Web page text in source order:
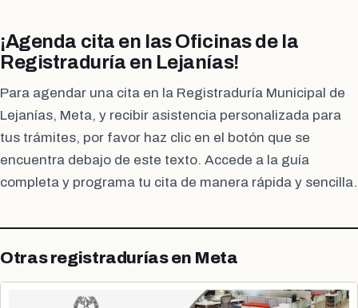
¡Agenda cita en las Oficinas de la
Registraduría en Lejanías!
Para agendar una cita en la Registraduría Municipal de
Lejanías, Meta, y recibir asistencia personalizada para
tus trámites, por favor haz clic en el botón que se
encuentra debajo de este texto. Accede a la guía
completa y programa tu cita de manera rápida y sencilla.
Otras registradurías en Meta